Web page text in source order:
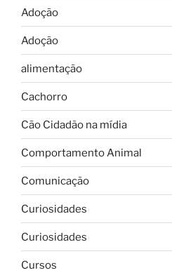
Adoção
Adoção
alimentação
Cachorro
Cão Cidadão na mídia
Comportamento Animal
Comunicação
Curiosidades
Curiosidades
Cursos